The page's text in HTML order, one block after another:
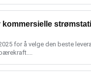
for å velge den beste